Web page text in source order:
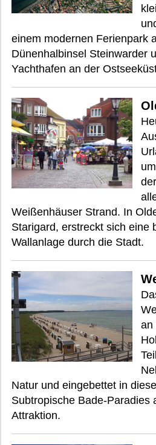
einem modernen Ferienpark
Dünenhalbinsel Steinwarder
Yachthafen an der
Weißenhäuser Strand. In
Starigard, erstreckt sich eine
Wallanlage durch die Stadt.
an
Natur und eingebettet in
Subtropische Bade-Paradies
Attraktion.